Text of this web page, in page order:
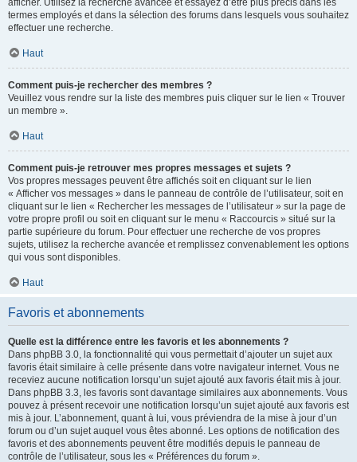
afficher. Utilisez la recherche avancée et essayez d’être plus précis dans les
termes employés et dans la sélection des forums dans lesquels vous souhaitez
effectuer une recherche.
Haut
Comment puis-je rechercher des membres ?
Veuillez vous rendre sur la liste des membres puis cliquer sur le lien « Trouver
un membre ».
Haut
Comment puis-je retrouver mes propres messages et sujets ?
Vos propres messages peuvent être affichés soit en cliquant sur le lien
« Afficher vos messages » dans le panneau de contrôle de l’utilisateur, soit en
cliquant sur le lien « Rechercher les messages de l’utilisateur » sur la page de
votre propre profil ou soit en cliquant sur le menu « Raccourcis » situé sur la
partie supérieure du forum. Pour effectuer une recherche de vos propres
sujets, utilisez la recherche avancée et remplissez convenablement les options
qui vous sont disponibles.
Haut
Favoris et abonnements
Quelle est la différence entre les favoris et les abonnements ?
Dans phpBB 3.0, la fonctionnalité qui vous permettait d’ajouter un sujet aux
favoris était similaire à celle présente dans votre navigateur internet. Vous ne
receviez aucune notification lorsqu’un sujet ajouté aux favoris était mis à jour.
Dans phpBB 3.3, les favoris sont davantage similaires aux abonnements. Vous
pouvez à présent recevoir une notification lorsqu’un sujet ajouté aux favoris est
mis à jour. L’abonnement, quant à lui, vous préviendra de la mise à jour d’un
forum ou d’un sujet auquel vous êtes abonné. Les options de notification des
favoris et des abonnements peuvent être modifiés depuis le panneau de
contrôle de l’utilisateur, sous les « Préférences du forum ».